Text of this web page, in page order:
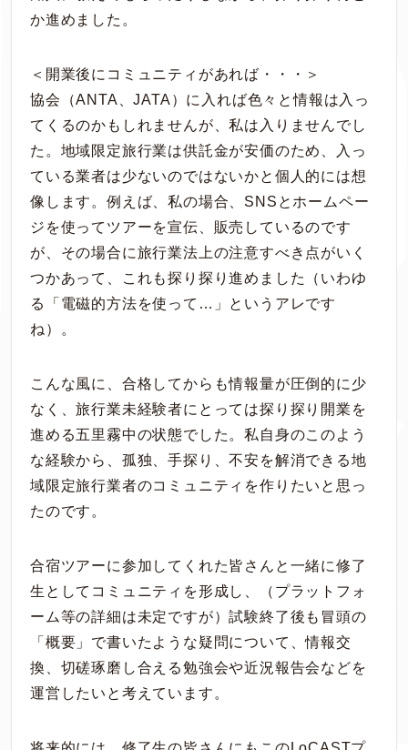
か進めました。
＜開業後にコミュニティがあれば・・・＞
協会（ANTA、JATA）に入れば色々と情報は入っ
てくるのかもしれませんが、私は入りませんでし
た。地域限定旅行業は供託金が安価のため、入っ
ている業者は少ないのではないかと個人的には想
像します。例えば、私の場合、SNSとホームペー
ジを使ってツアーを宣伝、販売しているのです
が、その場合に旅行業法上の注意すべき点がいく
つかあって、これも探り探り進めました（いわゆ
る「電磁的方法を使って…」というアレです
ね）。
こんな風に、合格してからも情報量が圧倒的に少
なく、旅行業未経験者にとっては探り探り開業を
進める五里霧中の状態でした。私自身のこのよう
な経験から、孤独、手探り、不安を解消できる地
域限定旅行業者のコミュニティを作りたいと思っ
たのです。
合宿ツアーに参加してくれた皆さんと一緒に修了
生としてコミュニティを形成し、（プラットフォ
ーム等の詳細は未定ですが）試験終了後も冒頭の
「概要」で書いたような疑問について、情報交
換、切磋琢磨し合える勉強会や近況報告会などを
運営したいと考えています。